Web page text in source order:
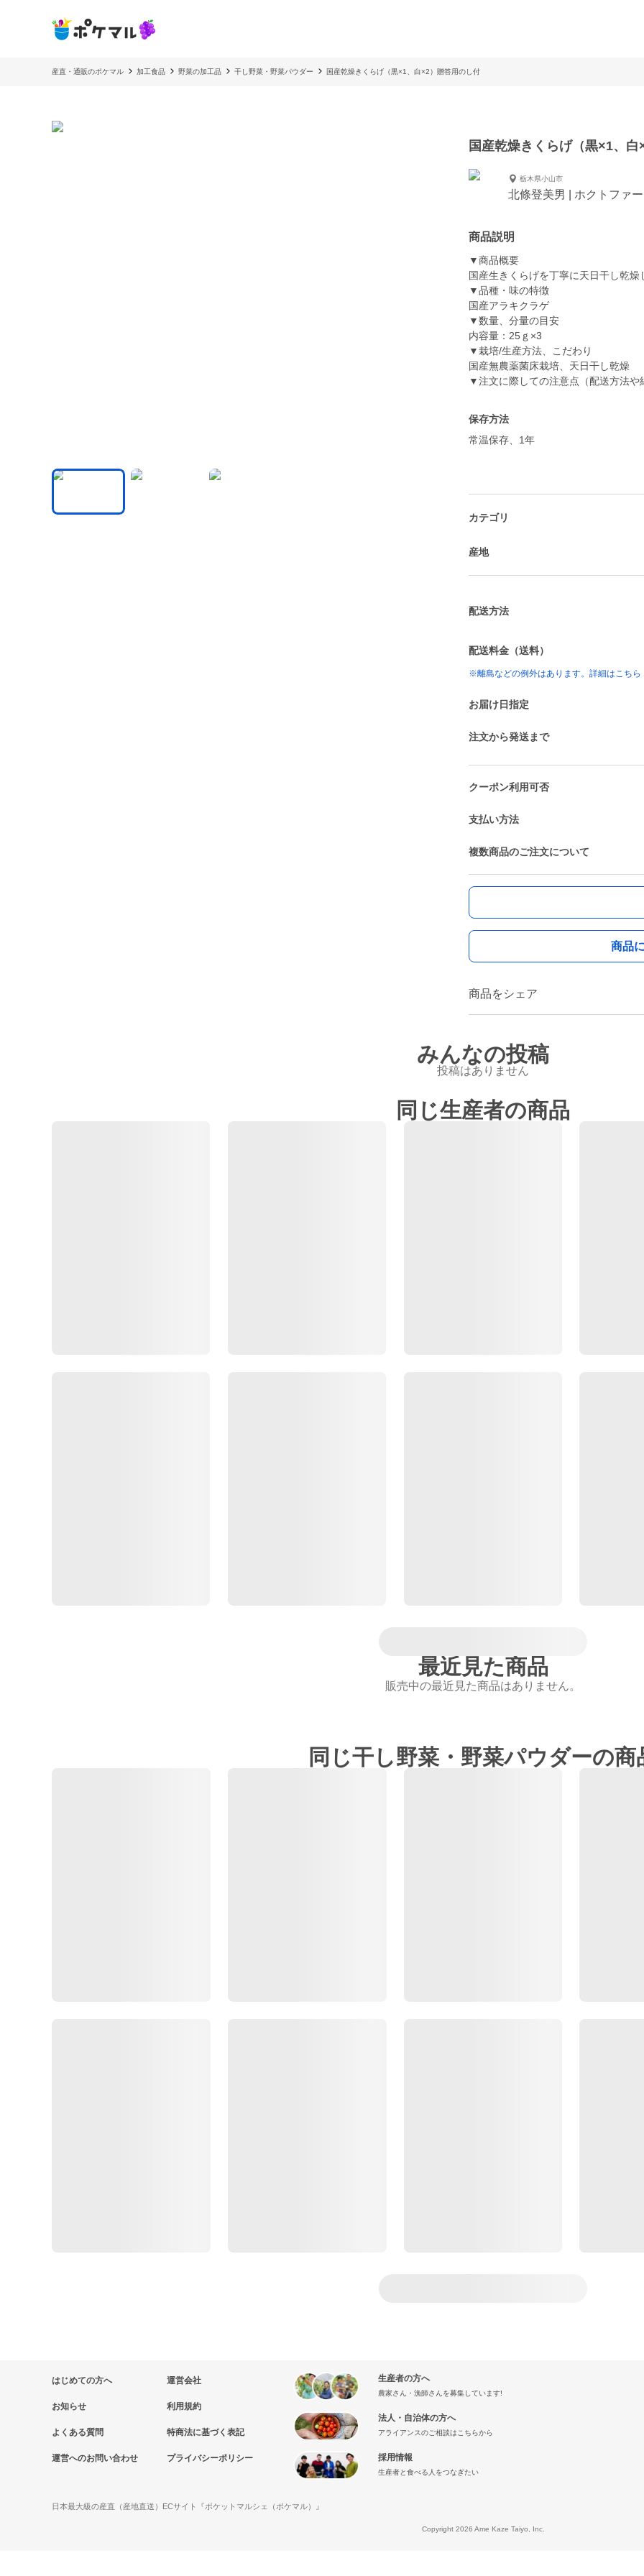
産直・通販のポケマル 加工食品 野菜の加工品 干し野菜・野菜パウダー 国産乾燥きくらげ（黒×1、白×2）贈答用のし付
国産乾燥きくらげ（黒×1、
栃木県小山市
北條登美男 | ホクトファ
商品説明
▼商品概要
国産生きくらげを丁寧に天日干し乾燥
▼品種・味の特徴
国産アラキクラゲ
▼数量、分量の目安
内容量：25ｇ×3
▼栽培/生産方法、こだわり
国産無農薬菌床栽培、天日干し乾燥
▼注文に際しての注意点（配送方法や
保存方法
常温保存、1年
カテゴリ
産地
配送方法
配送料金（送料）
※離島などの例外はあります。詳細はこちら
お届け日指定
注文から発送まで
クーポン利用可否
支払い方法
複数商品のご注文について
商品
商品をシェア
みんなの投稿
投稿はありません
同じ生産者の商品
最近見た商品
販売中の最近見た商品はありません。
同じ干し野菜・野菜パウダーの商
はじめての方へ
お知らせ
よくある質問
運営へのお問い合わせ
運営会社
利用規約
特商法に基づく表記
プライバシーポリシー
生産者の方へ
農家さん・漁師さんを募集しています!
法人・自治体の方へ
アライアンスのご相談はこちらから
採用情報
生産者と食べる人をつなぎたい
日本最大級の産直（産地直送）ECサイト『ポケットマルシェ（ポケマル）』
Copyright 2026 Ame Kaze Taiyo, Inc.